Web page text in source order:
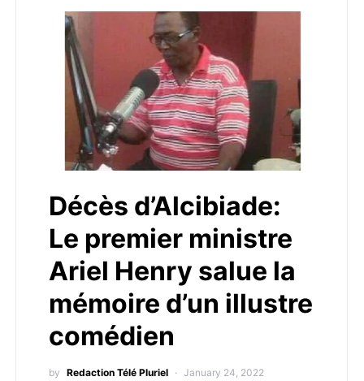
Décès d’Alcibiade:
Le premier ministre
Ariel Henry salue la
mémoire d’un illustre
comédien
by Redaction Télé Pluriel January 24, 2022